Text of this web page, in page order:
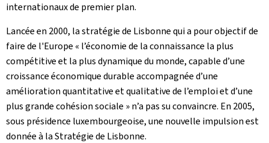
internationaux de premier plan.
Lancée en 2000, la stratégie de Lisbonne qui a pour objectif de
faire de l'Europe « l’économie de la connaissance la plus
compétitive et la plus dynamique du monde, capable d’une
croissance économique durable accompagnée d’une
amélioration quantitative et qualitative de l’emploi et d’une
plus grande cohésion sociale » n’a pas su convaincre. En 2005,
sous présidence luxembourgeoise, une nouvelle impulsion est
donnée à la Stratégie de Lisbonne.